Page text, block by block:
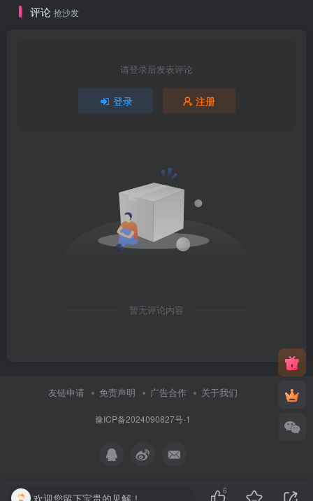
评论 抢沙发
请登录后发表评论
登录 注册
暂无评论内容
友链申请 免责声明 广告合作 关于我们
豫ICP备2024090827号-1
欢迎您留下宝贵的见解！
6